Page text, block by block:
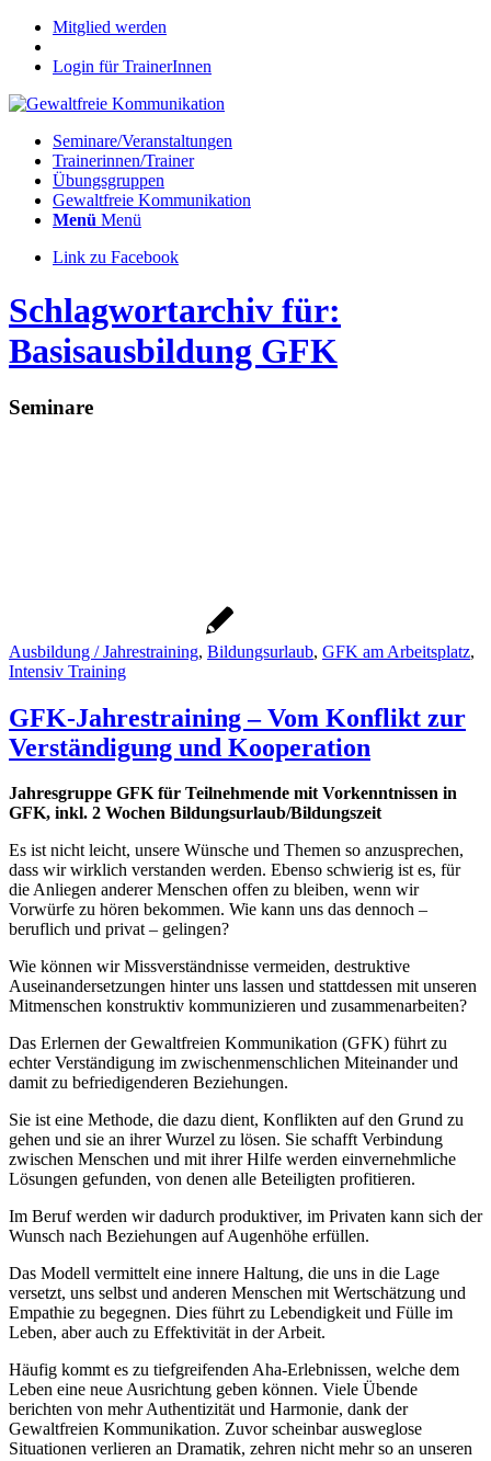
Mitglied werden
Login für TrainerInnen
Seminare/Veranstaltungen
Trainerinnen/Trainer
Übungsgruppen
Gewaltfreie Kommunikation
Menü Menü
Link zu Facebook
Schlagwortarchiv für:
Basisausbildung GFK
Seminare
Ausbildung / Jahrestraining, Bildungsurlaub, GFK am Arbeitsplatz,
Intensiv Training
GFK-Jahrestraining – Vom Konflikt zur
Verständigung und Kooperation
Jahresgruppe GFK für Teilnehmende mit Vorkenntnissen in
GFK, inkl. 2 Wochen Bildungsurlaub/Bildungszeit
Es ist nicht leicht, unsere Wünsche und Themen so anzusprechen,
dass wir wirklich verstanden werden. Ebenso schwierig ist es, für
die Anliegen anderer Menschen offen zu bleiben, wenn wir
Vorwürfe zu hören bekommen. Wie kann uns das dennoch –
beruflich und privat – gelingen?
Wie können wir Missverständnisse vermeiden, destruktive
Auseinandersetzungen hinter uns lassen und stattdessen mit unseren
Mitmenschen konstruktiv kommunizieren und zusammenarbeiten?
Das Erlernen der Gewaltfreien Kommunikation (GFK) führt zu
echter Verständigung im zwischenmenschlichen Miteinander und
damit zu befriedigenderen Beziehungen.
Sie ist eine Methode, die dazu dient, Konflikten auf den Grund zu
gehen und sie an ihrer Wurzel zu lösen. Sie schafft Verbindung
zwischen Menschen und mit ihrer Hilfe werden einvernehmliche
Lösungen gefunden, von denen alle Beteiligten profitieren.
Im Beruf werden wir dadurch produktiver, im Privaten kann sich der
Wunsch nach Beziehungen auf Augenhöhe erfüllen.
Das Modell vermittelt eine innere Haltung, die uns in die Lage
versetzt, uns selbst und anderen Menschen mit Wertschätzung und
Empathie zu begegnen. Dies führt zu Lebendigkeit und Fülle im
Leben, aber auch zu Effektivität in der Arbeit.
Häufig kommt es zu tiefgreifenden Aha-Erlebnissen, welche dem
Leben eine neue Ausrichtung geben können. Viele Übende
berichten von mehr Authentizität und Harmonie, dank der
Gewaltfreien Kommunikation. Zuvor scheinbar ausweglose
Situationen verlieren an Dramatik, zehren nicht mehr so an unseren